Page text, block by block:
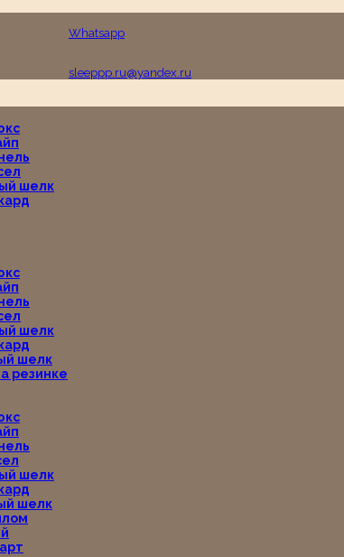
Whatsapp
sleeppp.ru@yandex.ru
шелк
шелк
шелк
резинке
шелк
шелк